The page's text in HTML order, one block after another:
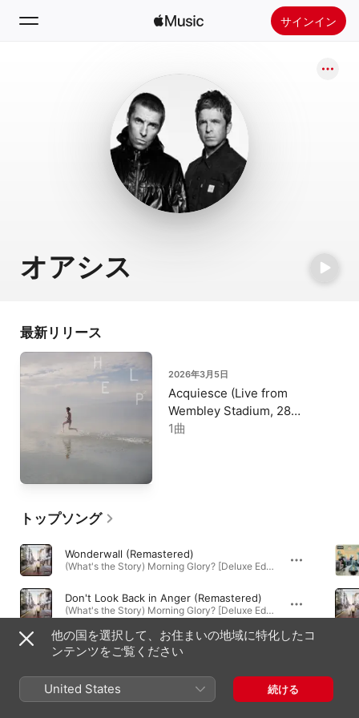
サインイン
新着おすすめ
Apple Musicをインストール
オアシス
最新リリース
2026年3月5日
Acquiesce (Live from
Wembley Stadium, 28
September ’25) - Single
1曲
トップソング
Wonderwall (Remastered)
(What's the Story) Morning Glory? [Deluxe Edition] [Remastered] · 1995年
Don't Look Back in Anger (Remastered)
(What's the Story) Morning Glory? [Deluxe Edition] [Remastered] · 1995年
Whatever
Time Flies...1994-2009 · 1994年
他の国を選択して、お住まいの地域に特化したコ
ンテンツをご覧ください
United States 続ける